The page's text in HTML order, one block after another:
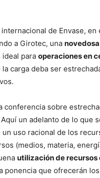
de Envase,
a Girotec, una
ideal para operaciones en
carga deba ser
conferencia sobre
un adelanto de lo que
uso racional de los
(medios, materia,
utilización de recursos
ponencia que ofrecerán